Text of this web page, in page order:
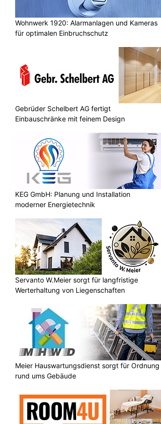
Wohnwerk 1920: Alarmanlagen und Kameras
für optimalen Einbruchschutz
Gebrüder Schelbert AG fertigt
Einbauschränke mit feinem Design
KEG GmbH: Planung und Installation
moderner Energietechnik
Servanto W.Meier sorgt für langfristige
Werterhaltung von Liegenschaften
Meier Hauswartungsdienst sorgt für Ordnung
rund ums Gebäude